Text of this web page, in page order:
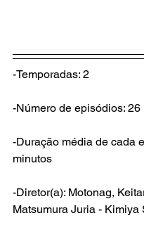
-Temporadas: 2
-Número de episódios: 26
-Duração média de cada
minutos
-Diretor(a): Motonag,
Matsumura Juria - Kimiya